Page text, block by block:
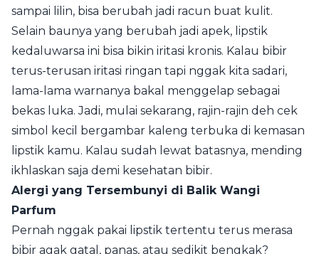
sampai lilin, bisa berubah jadi racun buat kulit.
Selain baunya yang berubah jadi apek, lipstik
kedaluwarsa ini bisa bikin iritasi kronis. Kalau bibir
terus-terusan iritasi ringan tapi nggak kita sadari,
lama-lama warnanya bakal menggelap sebagai
bekas luka. Jadi, mulai sekarang, rajin-rajin deh cek
simbol kecil bergambar kaleng terbuka di kemasan
lipstik kamu. Kalau sudah lewat batasnya, mending
ikhlaskan saja demi kesehatan bibir.
Alergi yang Tersembunyi di Balik Wangi
Parfum
Pernah nggak pakai lipstik tertentu terus merasa
bibir agak gatal, panas, atau sedikit bengkak?